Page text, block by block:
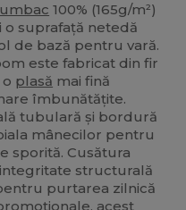
100% (165g/m²)
suprafață netedă
de bază pentru vară.
este fabricat din fir
plasă mai fină
îmbunătățite.
tubulară și bordură
mânecilor pentru
sporită. Cusătura
structurală
purtarea zilnică
acest